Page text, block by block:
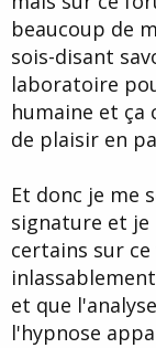
propres
tout autant
mette en tant
médecins qui
vous les
que vous
vôtres.
rendre
ne supportez
hypnoanalyse
Bye.
H.
"on" ne vous
en
beaucoup de
sois-disant
laboratoire
humaine et ça
de plaisir en
Et donc je me
signature et je
certains sur
et que
l'hypnose